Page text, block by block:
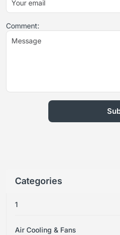
Comment:
Categories
1
Air Cooling & Fans